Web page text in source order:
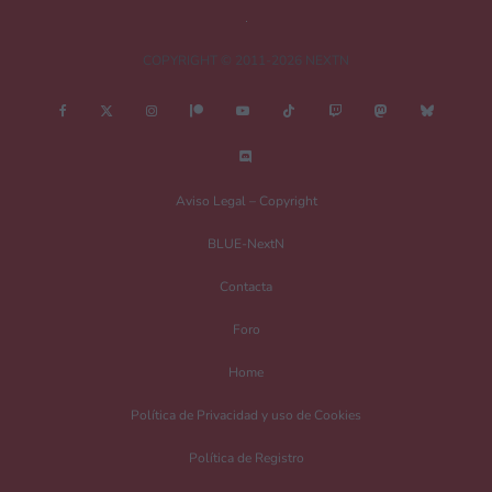
Guarda mi nombre, correo electrónico y web en este navegador para la
Aviso Legal – Copyright
BLUE-NextN
Contacta
Foro
Home
Política de Privacidad y uso de Cookies
Política de Registro